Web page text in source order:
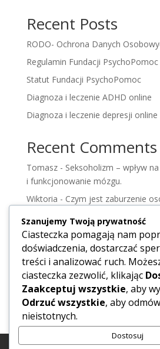
Recent Posts
RODO- Ochrona Danych
Regulamin Fundacji PsychoPomoc
Statut Fundacji PsychoPomoc
Diagnoza i leczenie ADHD online
Diagnoza i leczenie depresji online
Recent Comments
Tomasz- Seksoholizm – wpływ
i funkcjonowanie mózgu.
Wiktoria - Czym jest zaburzenie
Wiktoria-Zdrada
Wiktoria-Syndrom DDA, jak
Polaków.
Hanna-Negatywne czynniki
samopoczucie.
Szanujemy Twoją prywatność
Ciasteczka pomagają nam
doświadczenia, dostarczać
treści i analizować ruch.
ciasteczka zezwolić, klikając
Zaakceptuj wszystkie, aby
Odrzuć wszystkie, aby
nieistotnych.
Dostosuj